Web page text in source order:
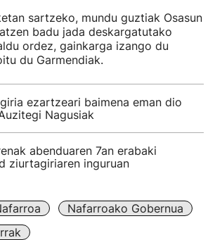
sartzeko, mundu guztiak Osasun
badu jada deskargatutako
ordez, gainkarga izango du
du Garmendiak.
ezartzeari baimena eman dio
Nagusiak
abenduaren 7an erabaki
ziurtagiriaren inguruan
Nafarroako Gobernua